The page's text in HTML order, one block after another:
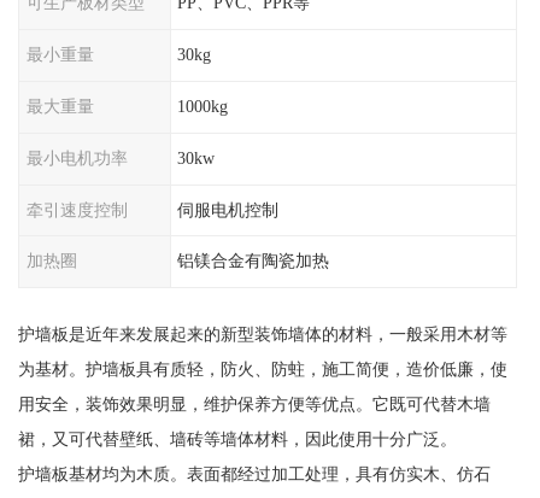
最小重量 30kg
最大重量 1000kg
最小电机功率 30kw
牵引速度控制 伺服电机控制
加热圈 铝镁合金有陶瓷加热
护墙板是近年来发展起来的新型装饰墙体的材料，一般采用木材等
为基材。护墙板具有质轻，防火、防蛀，施工简便，造价低廉，使
用安全，装饰效果明显，维护保养方便等优点。它既可代替木墙
裙，又可代替壁纸、墙砖等墙体材料，因此使用十分广泛。
护墙板基材均为木质。表面都经过加工处理，具有仿实木、仿石